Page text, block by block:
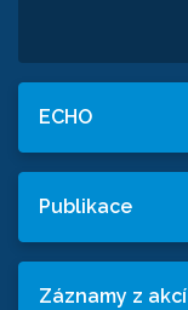
ECHO
Publikace
Záznamy z akcí